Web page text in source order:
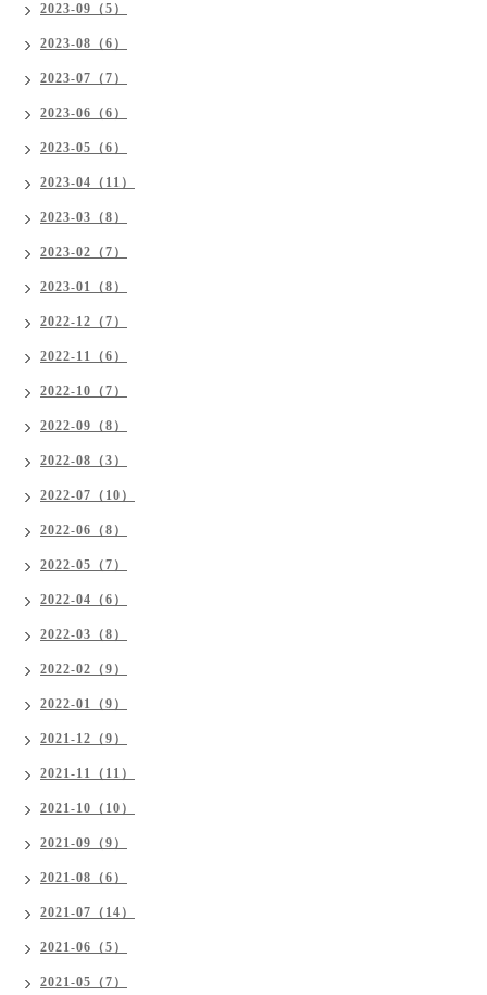
2023-09（5）
2023-08（6）
2023-07（7）
2023-06（6）
2023-05（6）
2023-04（11）
2023-03（8）
2023-02（7）
2023-01（8）
2022-12（7）
2022-11（6）
2022-10（7）
2022-09（8）
2022-08（3）
2022-07（10）
2022-06（8）
2022-05（7）
2022-04（6）
2022-03（8）
2022-02（9）
2022-01（9）
2021-12（9）
2021-11（11）
2021-10（10）
2021-09（9）
2021-08（6）
2021-07（14）
2021-06（5）
2021-05（7）